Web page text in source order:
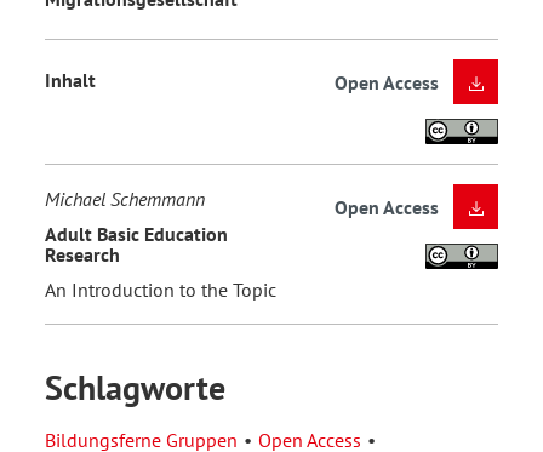
Inhalt Open Access
Michael Schemmann
Adult Basic Education
Research
An Introduction to the Topic
Open Access
Schlagworte
Bildungsferne Gruppen
Open Access